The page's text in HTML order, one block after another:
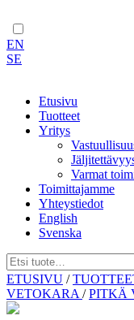
EN
SE
Etusivu
Tuotteet
Yritys
Varmat
Toimittajamme
Yhteystiedot
English
Svenska
Skip
to
content
ETUSIVU /
VETOKARA /PITKÄ